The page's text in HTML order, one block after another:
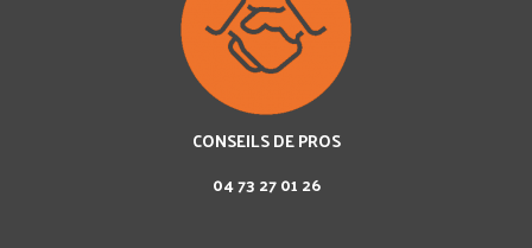
CONSEILS DE PROS
04 73 27 01 26